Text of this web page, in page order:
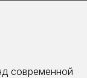
современной